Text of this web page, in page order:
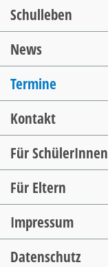
Schulleben
News
Termine
Kontakt
Für SchülerInnen
Für Eltern
Impressum
Datenschutz